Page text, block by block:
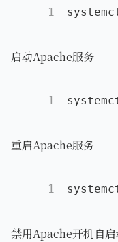
1
启动Apache服务
1
重启Apache服务
1
禁用Apache开机自启